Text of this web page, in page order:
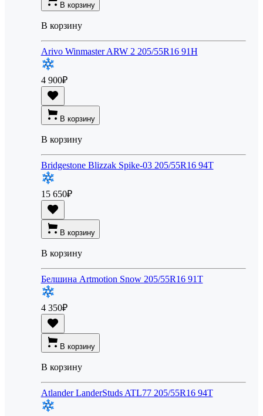
В корзину
В корзину
Arivo Winmaster ARW 2 205/55R16 91H
4 900₽
В корзину
В корзину
Bridgestone Blizzak Spike-03 205/55R16 94T
15 650₽
В корзину
В корзину
Белшина Artmotion Snow 205/55R16 91T
4 350₽
В корзину
В корзину
Atlander LanderStuds ATL77 205/55R16 94T